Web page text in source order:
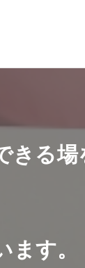
きる
す。